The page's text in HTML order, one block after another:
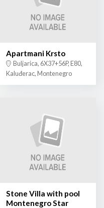
Apartmani Krsto
Buljarica, 6X37+56P, E80,
Kaluđerac, Montenegro
Stone Villa with pool
Montenegro Star